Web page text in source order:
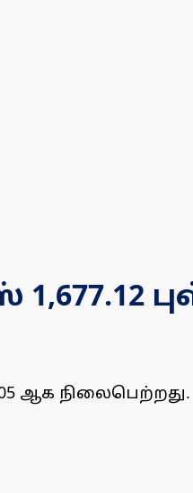
ஆக நிலைபெற்றது.